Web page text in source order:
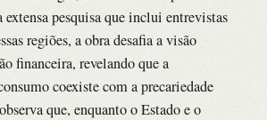
pesquisa que inclui entrevistas
regiões, a obra desafia a visão
financeira, revelando que a
coexiste com a precariedade
que, enquanto o Estado e o